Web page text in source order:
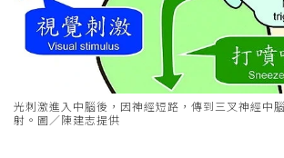
光刺激進入中腦後，因神經短路，傳到三叉神經中
射。圖／陳建志提供